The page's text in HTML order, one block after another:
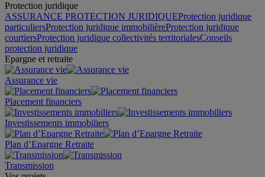
Protection juridique
ASSURANCE PROTECTION JURIDIQUEProtection juridique
particuliersProtection juridique immobilièreProtection juridique
courtiersProtection juridique collectivités territorialesConseils
protection juridique
Epargne et retraite
Assurance vie
Placement financiers
Investissements immobiliers
Plan d’Epargne Retraite
Transmission